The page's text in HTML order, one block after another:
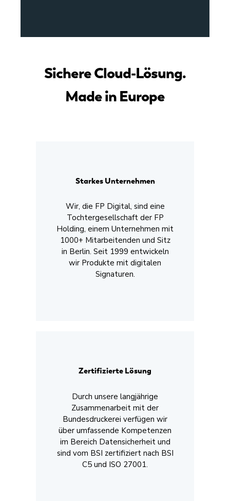
Sichere Cloud-Lösung.
Made in Europe
Starkes Unternehmen
Wir, die FP Digital, sind eine
Tochtergesellschaft der FP
Holding, einem Unternehmen mit
1000+ Mitarbeitenden und Sitz
in Berlin. Seit 1999 entwickeln
wir Produkte mit digitalen
Signaturen.
Zertifizierte Lösung
Durch unsere langjährige
Zusammenarbeit mit der
Bundesdruckerei verfügen wir
über umfassende Kompetenzen
im Bereich Datensicherheit und
sind vom BSI zertifiziert nach BSI
C5 und ISO 27001.